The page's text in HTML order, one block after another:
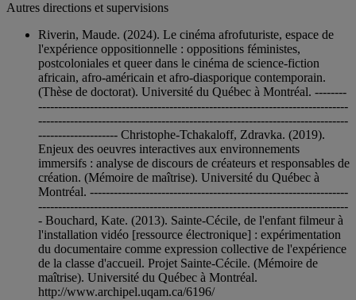
Autres directions et supervisions
Riverin, Maude. (2024). Le cinéma afrofuturiste, espace de
l'expérience oppositionnelle : oppositions féministes,
postcoloniales et queer dans le cinéma de science-fiction
africain, afro-américain et afro-diasporique contemporain.
(Thèse de doctorat). Université du Québec à Montréal. --------
------------------------------------------------------------------------------
------------------------------------------------------------------------------
-------------------- Christophe-Tchakaloff, Zdravka. (2019).
Enjeux des oeuvres interactives aux environnements
immersifs : analyse de discours de créateurs et responsables de
création. (Mémoire de maîtrise). Université du Québec à
Montréal. -----------------------------------------------------------------
------------------------------------------------------------------------------
- Bouchard, Kate. (2013). Sainte-Cécile, de l'enfant filmeur à
l'installation vidéo [ressource électronique] : expérimentation
du documentaire comme expression collective de l'expérience
de la classe d'accueil. Projet Sainte-Cécile. (Mémoire de
maîtrise). Université du Québec à Montréal.
http://www.archipel.uqam.ca/6196/